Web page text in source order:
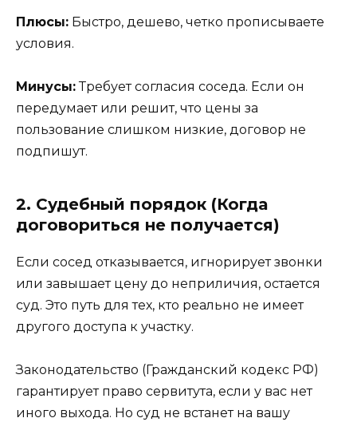
Плюсы: Быстро, дешево, четко прописываете
условия.
Минусы:Требует согласия соседа. Если он
передумает или решит, что цены за
пользование слишком низкие, договор не
подпишут.
2. Судебный порядок (Когда
договориться не получается)
Если сосед отказывается, игнорирует звонки
или завышает цену до неприличия, остается
суд. Это путь для тех, кто реально не имеет
другого доступа к участку.
Законодательство (Гражданский кодекс РФ)
гарантирует право сервитута, если у вас нет
иного выхода. Но суд не встанет на вашу